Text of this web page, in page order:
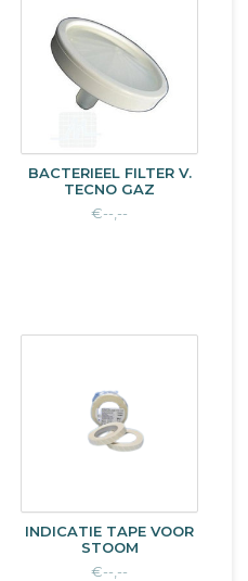
BACTERIEEL FILTER V.
TECNO GAZ
€--,--
INDICATIE TAPE VOOR
STOOM
€--,--